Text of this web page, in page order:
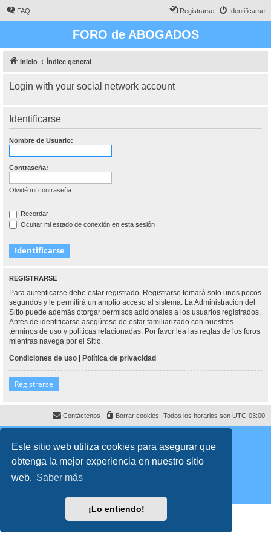
Este sitio web utiliza cookies para asegurar que
obtenga la mejor experiencia en nuestro sitio
web. Saber más
¡Lo entiendo!
FAQ Identificarse
Registrarse
FORO de ABOGADOS
Inicio Índice general
Login with your social network account
Identificarse
Nombre de Usuario:
Contraseña:
Olvidé mi contraseña
Recordar
Ocultar mi estado de conexión en esta sesión
REGISTRARSE
Para autenticarse debe estar registrado. Registrarse tomará solo unos pocos
segundos y le permitirá un amplio acceso al sistema. La Administración del
Sitio puede además otorgar permisos adicionales a los usuarios registrados.
Antes de identificarse asegúrese de estar familiarizado con nuestros
términos de uso y políticas relacionadas. Por favor lea las reglas de los foros
mientras navega por el Sitio.
Condiciones de uso | Política de privacidad
Registrarse
Todos los horarios son UTC-03:00
Borrar cookies
Contáctenos
Traducción al español porphpBB España
Abogados Argentinos
Privacidad|Condiciones